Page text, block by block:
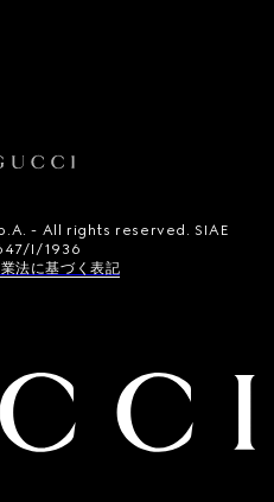
- All rights reserved. SIAE
I/1936
法に基づく表記